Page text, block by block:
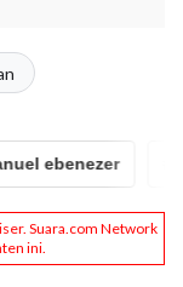
ebenezer